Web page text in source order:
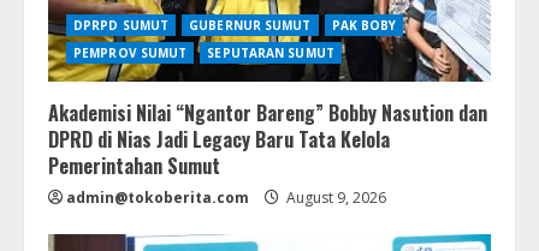
DPRPD SUMUT GUBERNUR SUMUT
PAK BOBY
PEMPROV SUMUT
SEPUTARAN SUMUT
Akademisi Nilai “Ngantor Bareng” Bobby Nasution dan
DPRD di Nias Jadi Legacy Baru Tata Kelola
Pemerintahan Sumut
admin@tokoberita.com August 9, 2026